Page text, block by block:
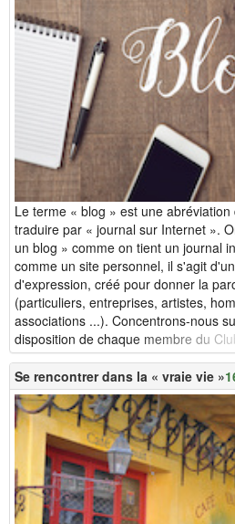
Le terme « blog » est une
traduire par « journal sur Internet ».
un blog » comme on tient un journal
comme un site personnel, il s'agit
d'expression, créé pour donner la
(particuliers, entreprises, artistes,
associations ...). Concentrons-nous
disposition de chaque membre du
Se rencontrer dans la « vraie vie »